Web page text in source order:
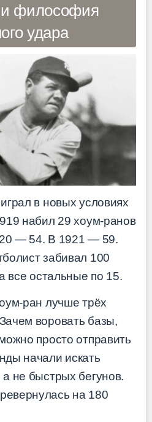
философия
удара
в новых условиях
набил 29 хоум-ранов
— 54. В 1921 — 59.
забивал 100
все остальные по 15.
ран лучше трёх
воровать базы,
просто отправить
начали искать
не быстрых бегунов.
на 180